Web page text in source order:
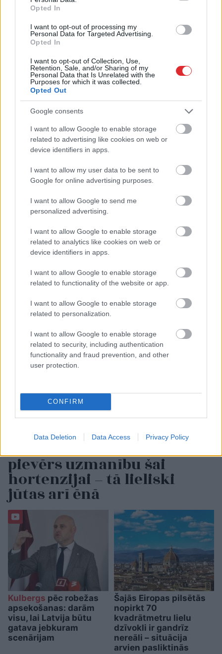
Opted In
I want to opt-out of processing my
Personal Data for Targeted Advertising.
Opted In
I want to opt-out of Collection, Use,
Retention, Sale, and/or Sharing of my
Personal Data that Is Unrelated with the
Purposes for which it was collected.
Opted Out
Google consents
I want to allow Google to enable storage
related to advertising like cookies on web or
device identifiers in apps.
I want to allow my user data to be sent to
Google for online advertising purposes.
I want to allow Google to send me
personalized advertising.
I want to allow Google to enable storage
related to analytics like cookies on web or
device identifiers in apps.
I want to allow Google to enable storage
related to functionality of the website or app.
I want to allow Google to enable storage
related to personalization.
I want to allow Google to enable storage
related to security, including authentication
functionality and fraud prevention, and other
user protection.
CONFIRM
Data Deletion Data Access Privacy Policy
Priekules traģēdijas
lietā jauns pavērsiens:
apcietinātā policista
“Mums ir milzīgs
daudzums munīcijas!”
apgalvo pretējo
Jadārzā trūkst saules,
pievērs uzmanību šai
hortenzijai – tā lieliski
jūtas arī ēnā
Kulbergs pēc robežas
apsekošanas: darām
visu, lai Latvija būtu
gatava jebkuram
scenārijam
Šajās Eiropas pilsētās
nopirkt 70
kvadrātmetru lielu
dzīvokli ir gandrīz
nereāli – situācija
arvien pasliktinās
Atcelt Ziņot